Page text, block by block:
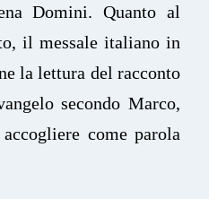
Domini. Quanto al
il messale italiano in
la lettura del racconto
secondo Marco,
come parola